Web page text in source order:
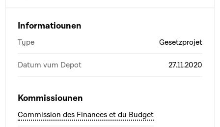
Informatiounen
Type Gesetzprojet
Datum vum Depot 27.11.2020
Kommissiounen
Commission des Finances et du Budget